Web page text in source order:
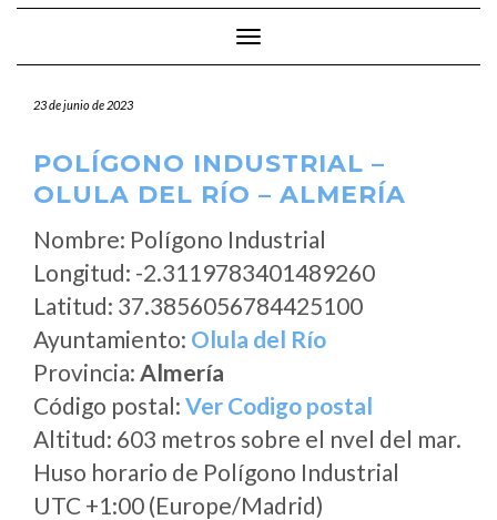
Cambiar modo de navegación
23 de junio de 2023
POLÍGONO INDUSTRIAL –
OLULA DEL RÍO – ALMERÍA
Nombre: Polígono Industrial
Longitud: -2.3119783401489260
Latitud: 37.3856056784425100
Ayuntamiento: Olula del Río
Provincia: Almería
Código postal: Ver Codigo postal
Altitud: 603 metros sobre el nvel del mar.
Huso horario de Polígono Industrial
UTC +1:00 (Europe/Madrid)